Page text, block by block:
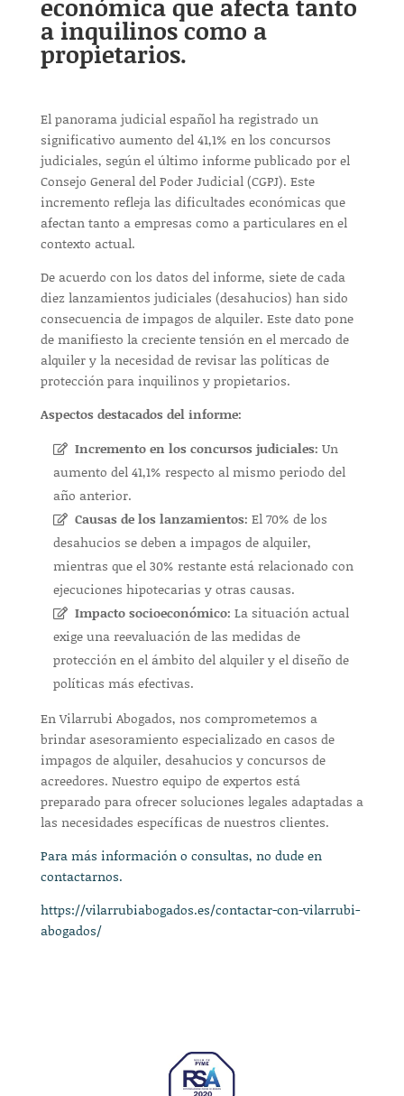
económica que afecta tanto
a inquilinos como a
propietarios.
El panorama judicial español ha registrado un
significativo aumento del 41,1% en los concursos
judiciales, según el último informe publicado por el
Consejo General del Poder Judicial (CGPJ). Este
incremento refleja las dificultades económicas que
afectan tanto a empresas como a particulares en el
contexto actual.
De acuerdo con los datos del informe, siete de cada
diez lanzamientos judiciales (desahucios) han sido
consecuencia de impagos de alquiler. Este dato pone
de manifiesto la creciente tensión en el mercado de
alquiler y la necesidad de revisar las políticas de
protección para inquilinos y propietarios.
Aspectos destacados del informe:
Incremento en los concursos judiciales: Un
aumento del 41,1% respecto al mismo periodo del
año anterior.
Causas de los lanzamientos: El 70% de los
desahucios se deben a impagos de alquiler,
mientras que el 30% restante está relacionado con
ejecuciones hipotecarias y otras causas.
Impacto socioeconómico: La situación actual
exige una reevaluación de las medidas de
protección en el ámbito del alquiler y el diseño de
políticas más efectivas.
En Vilarrubi Abogados, nos comprometemos a
brindar asesoramiento especializado en casos de
impagos de alquiler, desahucios y concursos de
acreedores. Nuestro equipo de expertos está
preparado para ofrecer soluciones legales adaptadas a
las necesidades específicas de nuestros clientes.
Para más información o consultas, no dude en
contactarnos.
https://vilarrubiabogados.es/contactar-con-vilarrubi-
abogados/